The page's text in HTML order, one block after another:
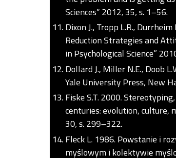
Sciences” 2012, 35, s. 1–56.
Dixon J., Tropp L.R.,
Reduction Strategies and
in Psychological Science”
Dollard J., Miller N.E., Doob
Yale University Press, New
Fiske S.T. 2000.
centuries: evolution, culture,
30, s. 299–322.
Fleck L. 1986. Powstanie i
myślowym i kolektywie